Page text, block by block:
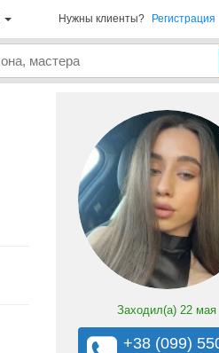
Нужны клиенты? Регистрация
Заходил(а) 22 мая
+38 (099)